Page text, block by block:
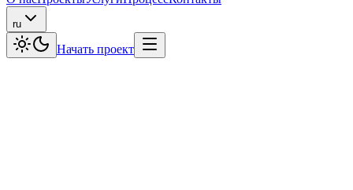
ru
Начать проект